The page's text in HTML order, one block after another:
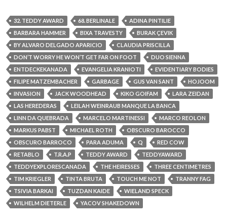
32. TEDDY AWARD 68. BERLINALE
ADINA PINTILIE
BARBARA HAMMER
BIXA TRAVESTY
BURAK ÇEVIK
BY ALVARO DELGADO APARICIO
CLAUDIA PRISCILLA
DON’T WORRY HE WON’T GET FAR ON FOOT
DUO SIENNA
ENTDECKEKANADA
EVANGELIA KRANIOTI
EVIDENTIARY BODIES
FILIPE MATZEMBACHER
GARBAGE GUS VAN SANT
HOJOOM
INVASION
JACK WOODHEAD KIKO GOIFAM
LARA ZEIDAN
LAS HEREDERAS
LEILAH WEINRAUB MANQUE LA BANCA
LINN DA QUEBRADA
MARCELO MARTINESSI
MARCO REOLON
MARKUS PABST
MICHAEL ROTH
OBSCURO BAROCCO
OBSCURO BARROCO
PARA ADUMA Q
RED COW
RETABLO
T.R.A.P TEDDY AWARD
TEDDYAWARD
TEDDYEXPLORESCANADA
THE HEIRESSES
THREE CENTIMETRES
TIM KRIEGLER
TINTA BRUTA TOUCH ME NOT
TRANNY FAG
TSIVIA BARKAI
TUZDAN KAIDE
WIELAND SPECK
WILHELM DIETERLE
YACOV SHAKEDOWN